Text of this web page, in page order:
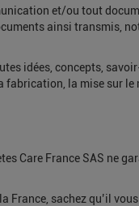
et/ou tout
ainsi transmis,
idées, concepts,
la mise sur
Care France SAS ne
sachez qu’il